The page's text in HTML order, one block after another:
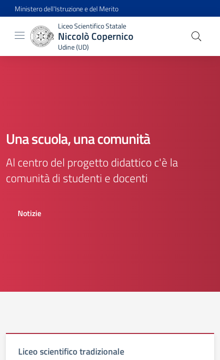
Ministero dell'Istruzione e del Merito
Liceo Scientifico Statale
Niccolò Copernico
Udine (UD)
Una scuola, una comunità
Al centro del progetto didattico c'è la
comunità di studenti e docenti
Notizie
Liceo scientifico tradizionale